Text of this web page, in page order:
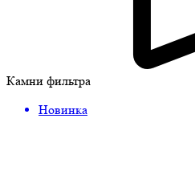
Камни фильтра
Новинка